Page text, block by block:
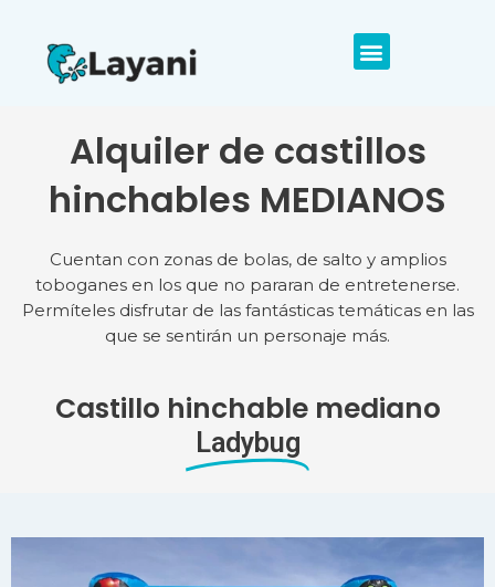
Alquiler de castillos
hinchables MEDIANOS
Cuentan con zonas de bolas, de salto y amplios
toboganes en los que no pararan de entretenerse.
Permíteles disfrutar de las fantásticas temáticas en las
que se sentirán un personaje más.
Castillo hinchable mediano
Ladybug